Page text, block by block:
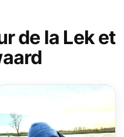
de la Lek et